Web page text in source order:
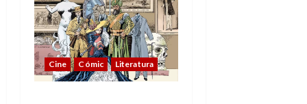
Cine Cómic Literatura